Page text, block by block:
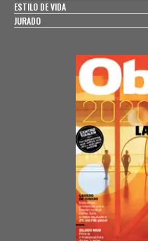
ESTILO DE VIDA
JURADO